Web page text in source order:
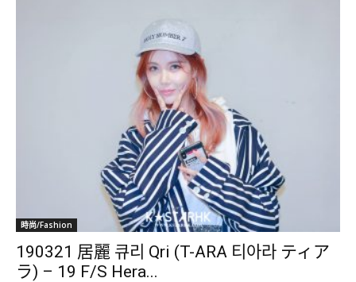
時尚/Fashion
190321 居麗 큐리 Qri (T-ARA 티아라 ティア
ラ) – 19 F/S Hera...